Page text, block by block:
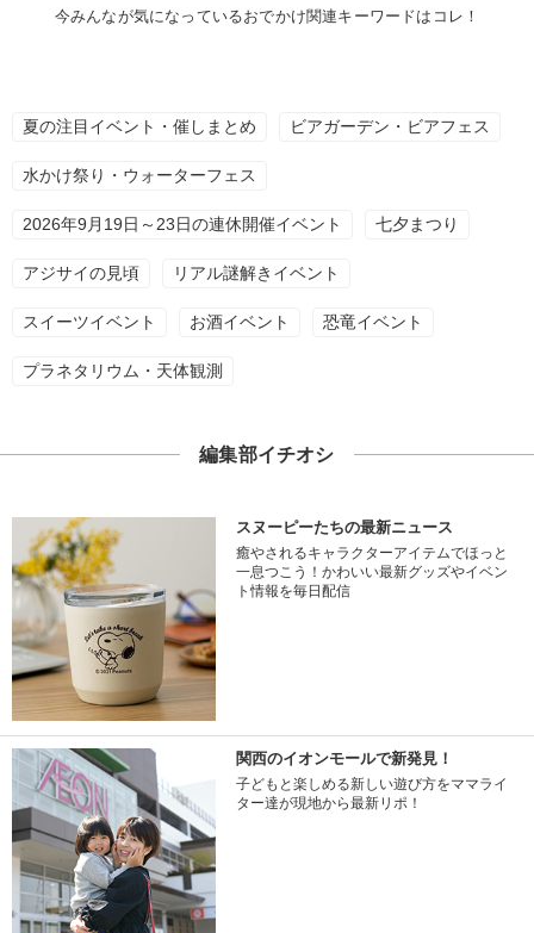
今みんなが気になっているおでかけ関連キーワードはコレ！
夏の注目イベント・催しまとめ ビアガーデン・ビアフェス
水かけ祭り・ウォーターフェス
2026年9月19日～23日の連休開催イベント 七夕まつり
アジサイの見頃 リアル謎解きイベント
スイーツイベント お酒イベント 恐竜イベント
プラネタリウム・天体観測
編集部イチオシ
スヌーピーたちの最新ニュース
癒やされるキャラクターアイテムでほっと
一息つこう！かわいい最新グッズやイベン
ト情報を毎日配信
関西のイオンモールで新発見！
子どもと楽しめる新しい遊び方をママライ
ター達が現地から最新リポ！